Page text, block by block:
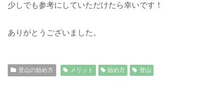
少しでも参考にしていただけたら幸いです！
ありがとうございました。
登山の始め方 メリット 始め方 登山